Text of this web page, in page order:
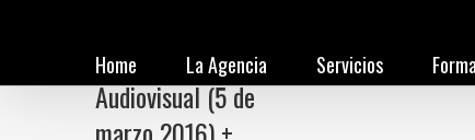
Home La Agencia Servicios
Digital para el
Audiovisual (5 de